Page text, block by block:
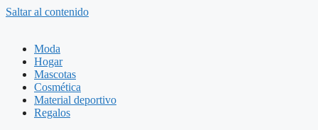
Saltar al contenido
Moda
Hogar
Mascotas
Cosmética
Material deportivo
Regalos